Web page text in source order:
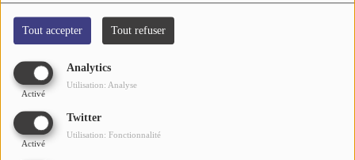
Tout accepter Tout refuser
Analytics
Activé
Utilisation: Analyse
Twitter
Activé
Utilisation: Fonctionnalité